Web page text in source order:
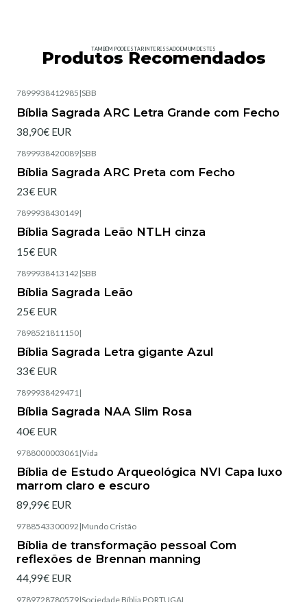
TAMBÉM PODE ESTAR INTERESSADO EM UM DESTES
Produtos Recomendados
7899938412985 |SBB
Bíblia Sagrada ARC Letra Grande com Fecho
38,90€ EUR
7899938420089|SBB
Bíblia Sagrada ARC Preta com Fecho
23€ EUR
7899938430149|
Bíblia Sagrada Leão NTLH cinza
15€ EUR
7899938413142 |SBB
Bíblia Sagrada Leão
25€ EUR
7898521811150|
Bíblia Sagrada Letra gigante Azul
33€ EUR
7899938429471|
Bíblia Sagrada NAA Slim Rosa
40€ EUR
9788000003061 |Vida
Bíblia de Estudo Arqueológica NVI Capa luxo
marrom claro e escuro
89,99€ EUR
9788543300092 |Mundo Cristão
Bíblia de transformação pessoal Com
reflexões de Brennan manning
44,99€ EUR
9789728780579|Sociedade Bíblia PORTUGAL